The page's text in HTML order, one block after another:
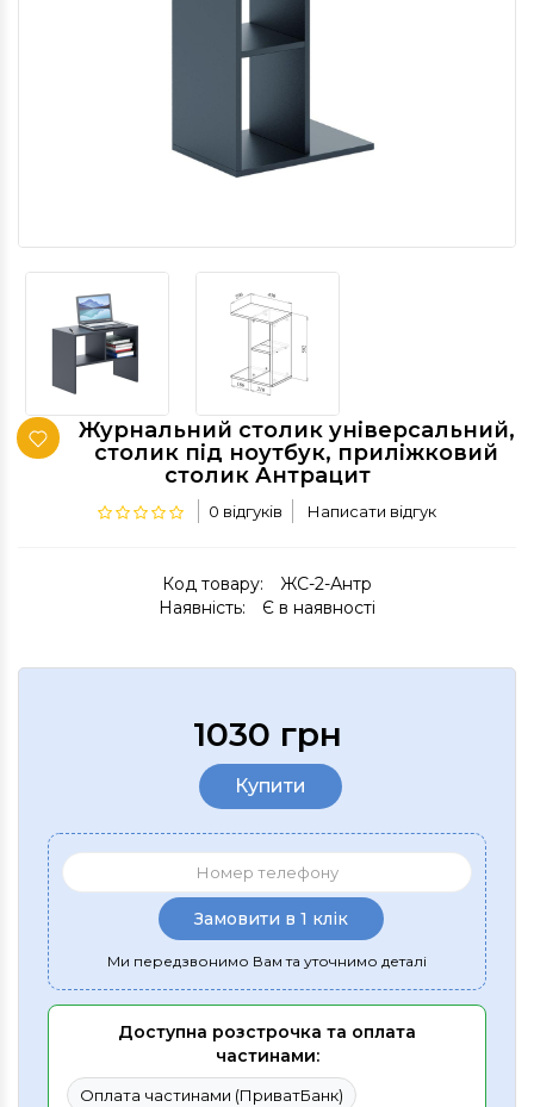
Журнальний столик універсальний,
столик під ноутбук, приліжковий
столик Антрацит
0 відгуків Написати відгук
Код товару:
ЖС-2-Антр
Наявність:
Є в наявності
1030 грн
Купити
Замовити в 1 клік
Ми передзвонимо Вам та уточнимо деталі
Доступна розстрочка та оплата
частинами:
Оплата частинами (ПриватБанк)